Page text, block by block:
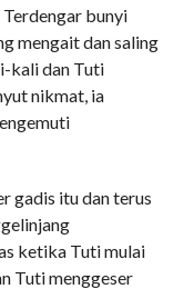
bunyi
mengait dan saling
kali dan Tuti
nikmat, ia
gadis itu dan terus
ketika Tuti mulai
Tuti menggeser